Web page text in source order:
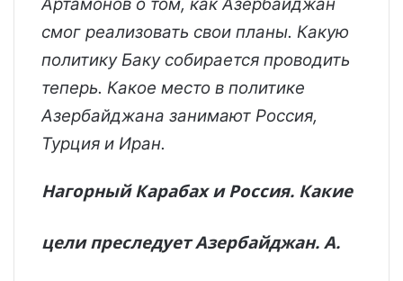
смог реализовать свои планы. Какую
политику Баку собирается проводить
теперь. Какое место в политике
Азербайджана занимают Россия,
Турция и Иран.
Нагорный Карабах и Россия. Какие
цели преследует Азербайджан. А.